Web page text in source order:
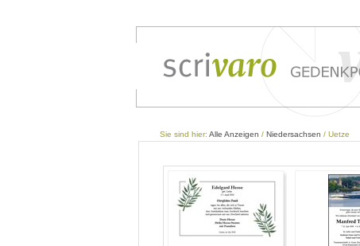
Sie sind hier: Alle Anzeigen / Niedersachsen / Uetze